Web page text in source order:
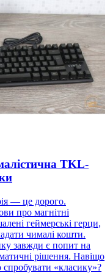
TKL-
— це дорого.
про магнітні
геймерські герци,
чималі кошти.
завжди є попит на
рішення. Навіщо
«класику»?